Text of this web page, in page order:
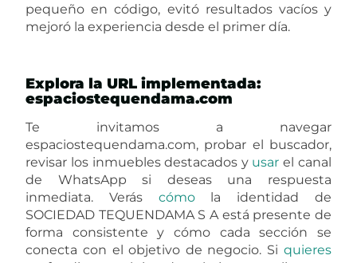
pequeño en código, evitó resultados vacíos y
mejoró la experiencia desde el primer día.
Explora la URL implementada:
espaciostequendama.com
Te invitamos a navegar
espaciostequendama.com, probar el buscador,
revisar los inmuebles destacados y usar el canal
de WhatsApp si deseas una respuesta
inmediata. Verás cómola identidad de
SOCIEDAD TEQUENDAMA S A está presente de
forma consistente y cómo cada sección se
conecta con el objetivo de negocio. Si quieres